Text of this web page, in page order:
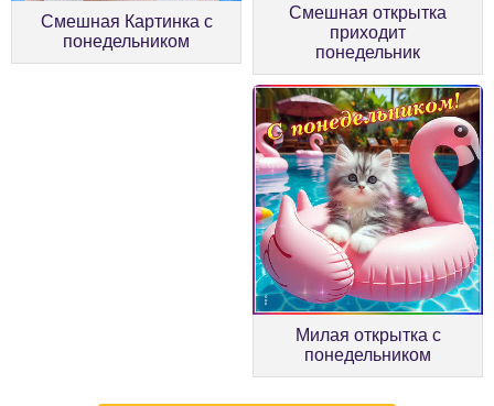
Смешная открытка
приходит
понедельник
Смешная Картинка с
понедельником
Милая открытка с
понедельником